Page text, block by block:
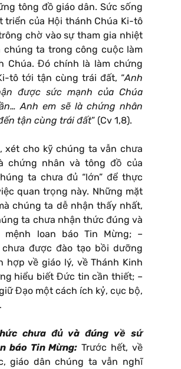
tông đồ giáo dân. Sức sống
triển của Hội thánh Chúa Ki-tô
chờ vào sự tham gia nhiệt
chúng ta trong công cuộc làm
Chúa. Đó chính là làm chứng
tô tới tận cùng trái đất, “Anh
được sức mạnh của Chúa
Anh em sẽ là chứng nhân
tận cùng trái đất” (Cv 1,8).
xét cho kỹ chúng ta vẫn chưa
chứng nhân và tông đồ của
ta chưa đủ “lớn” để thực
quan trọng này. Những mặt
chúng ta dễ nhận thấy nhất,
ta chưa nhận thức đúng và
loan báo Tin Mừng; –
được đào tạo bồi dưỡng
hợp về giáo lý, về Thánh Kinh
hiểu biết Đức tin cần thiết; –
Đạo một cách ích kỷ, cục bộ,
chưa đủ và đúng về sứ
báo Tin Mừng: Trước hết, về
giáo dân chúng ta vẫn nghĩ